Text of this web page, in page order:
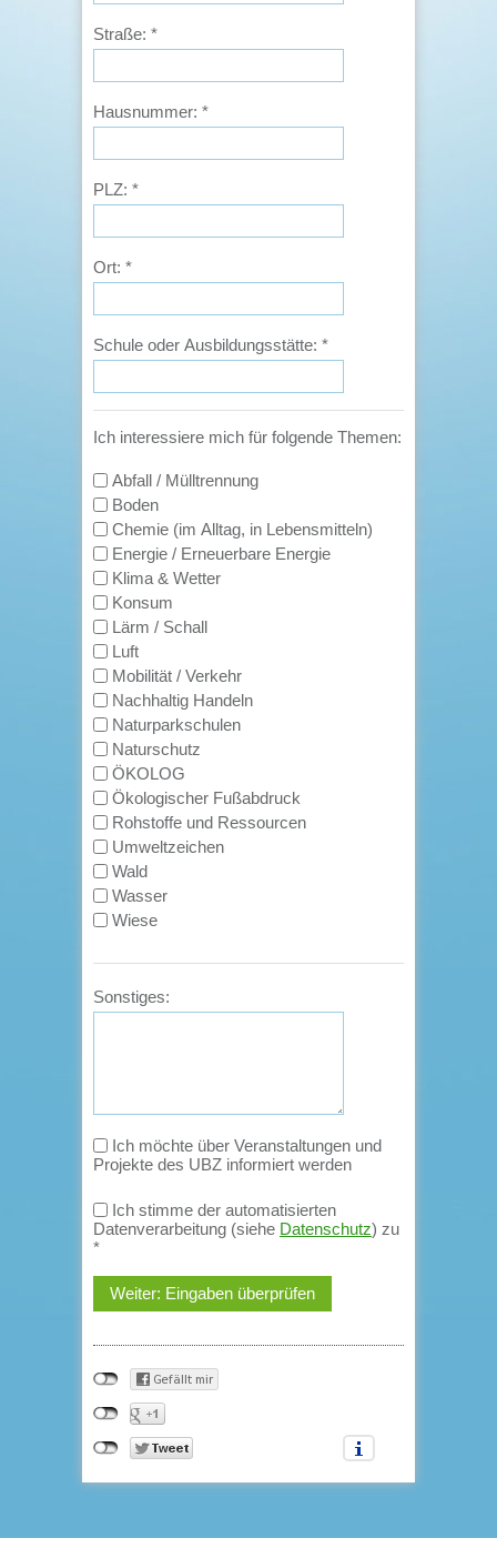
Straße: *
Hausnummer: *
PLZ: *
Ort: *
Schule oder Ausbildungsstätte: *
Ich interessiere mich für folgende Themen:
Abfall / Mülltrennung
Boden
Chemie (im Alltag, in Lebensmitteln)
Energie / Erneuerbare Energie
Klima & Wetter
Konsum
Lärm / Schall
Luft
Mobilität / Verkehr
Nachhaltig Handeln
Naturparkschulen
Naturschutz
ÖKOLOG
Ökologischer Fußabdruck
Rohstoffe und Ressourcen
Umweltzeichen
Wald
Wasser
Wiese
Sonstiges:
Projekte des UBZ informiert werden
Datenverarbeitung (siehe Datenschutz) zu
*